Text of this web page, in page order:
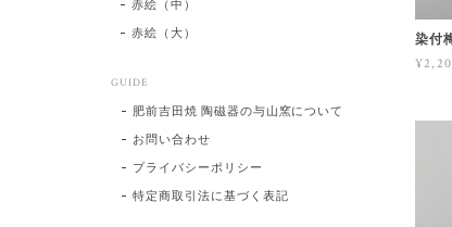
染付
赤絵（中）
赤絵（大）
GUIDE
肥前吉田焼 陶磁器の与山窯について
お問い合わせ
プライバシーポリシー
特定商取引法に基づく表記